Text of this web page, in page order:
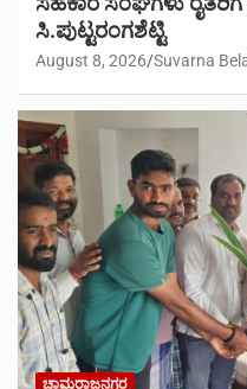
ಸಿ.ಪುಟ್ಟರಂಗಶೆಟ್ಟಿ
August 8, 2026 Suvarna
ಚಾಮರಾಜನಗರ